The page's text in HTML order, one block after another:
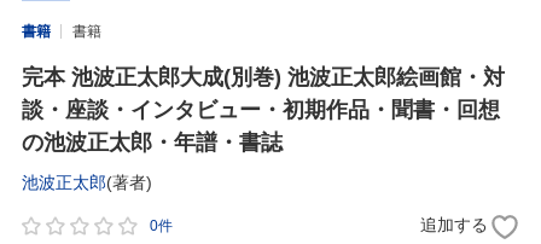
書籍 書籍
完本 池波正太郎大成(別巻) 池波正太郎絵画館・対
談・座談・インタビュー・初期作品・聞書・回想
の池波正太郎・年譜・書誌
池波正太郎(著者)
0件 追加する